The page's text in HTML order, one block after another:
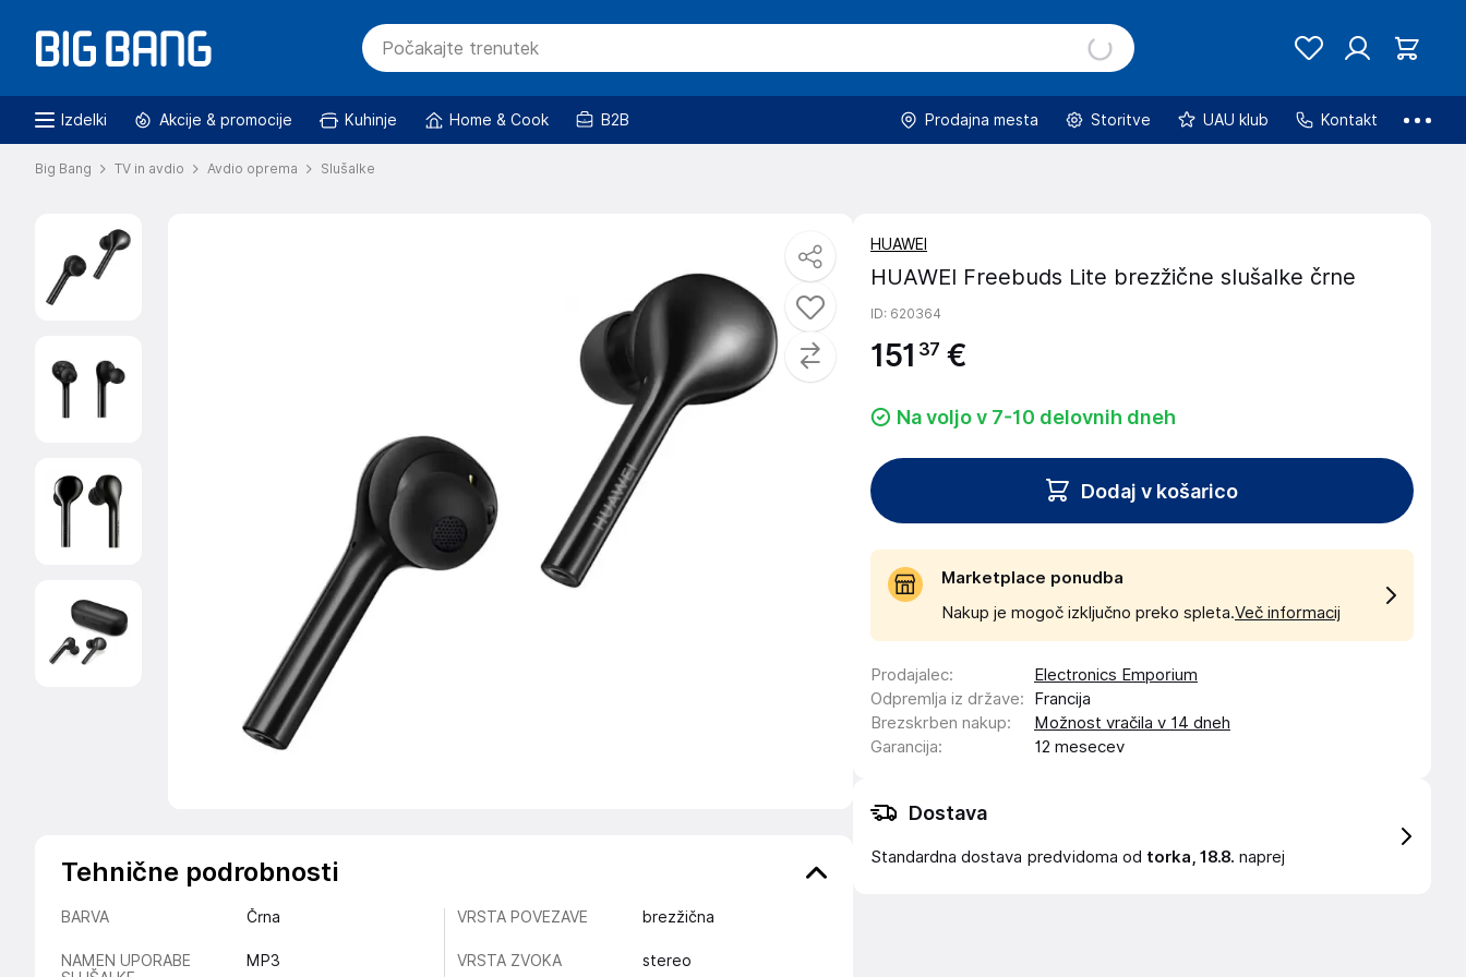
Izdelki Akcije & promocije Kuhinje Home & Cook B2B Prodajna mesta Storitve UAU klub Kontakt
Big Bang TV in avdio Avdio oprema Slušalke
Tehnične podrobnosti
BARVA Črna VRSTA POVEZAVE brezžična
NAMEN UPORABE
MP3 VRSTA ZVOKA stereo
HUAWEI
HUAWEI Freebuds Lite brezžične slušalke črne
ID: 620364
151 37 €
Na voljo v 7-10 delovnih dneh
Dodaj v košarico
Marketplace ponudba
Nakup je mogoč izključno preko spleta.Več informacij
Prodajalec:
Electronics Emporium
Odpremlja iz države:
Francija
Brezskrben nakup:
Možnost vračila v 14 dneh
Garancija: 12 mesecev
Dostava
Standardna dostava predvidoma od torka, 18.8. naprej